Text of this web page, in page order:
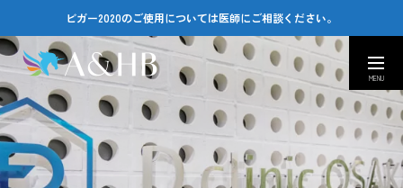
ビガー2020のご使用については医師にご相談ください。
取扱い医療機関 カスタマーセンター
Company
会社情報｜Amusing & Health Beauty